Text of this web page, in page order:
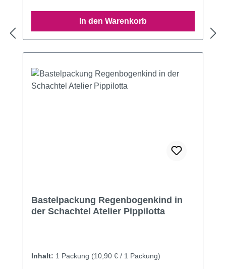
In den Warenkorb
Bastelpackung Regenbogenkind in
der Schachtel Atelier Pippilotta
Inhalt: 1 Packung (10,90 € / 1 Packung)